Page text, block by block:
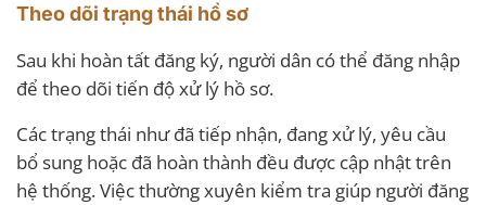
Theo dõi trạng thái hồ sơ
Sau khi hoàn tất đăng ký, người dân có thể đăng nhập
để theo dõi tiến độ xử lý hồ sơ.
Các trạng thái như đã tiếp nhận, đang xử lý, yêu cầu
bổ sung hoặc đã hoàn thành đều được cập nhật trên
hệ thống. Việc thường xuyên kiểm tra giúp người đăng